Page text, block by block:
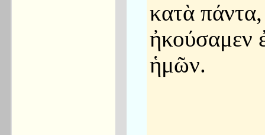
κατὰ
ἠκούσαμεν
ἡμῶν.